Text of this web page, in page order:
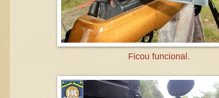
Ficou funcional.